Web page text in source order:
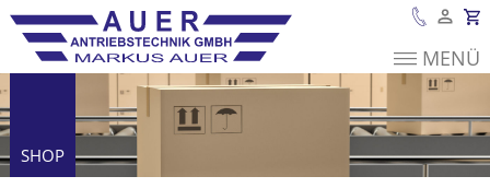
Es befinden sich
keine Produkte im
Warenkorb.
MENÜ
SHOP